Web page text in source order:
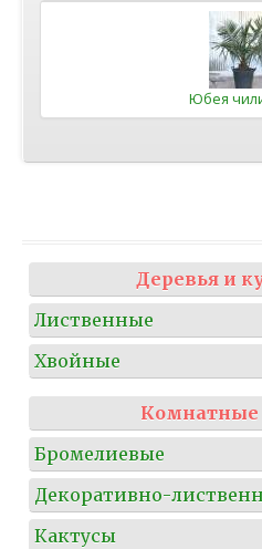
Юбея
Деревья и
Лиственные
Хвойные
Комнатные
Бромелиевые
Декоративно-
Кактусы